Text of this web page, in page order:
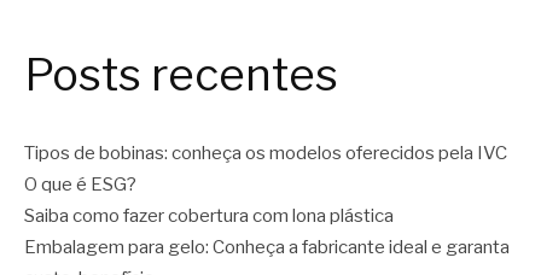
Posts recentes
Tipos de bobinas: conheça os modelos oferecidos pela IVC
O que é ESG?
Saiba como fazer cobertura com lona plástica
Embalagem para gelo: Conheça a fabricante ideal e garanta